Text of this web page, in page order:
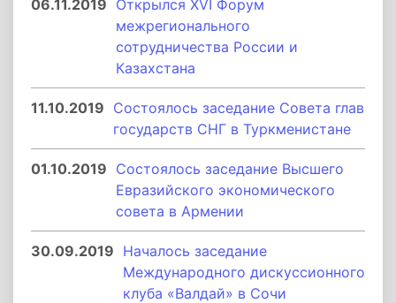
06.11.2019 Открылся ХVI Форум
межрегионального
сотрудничества России и
Казахстана
11.10.2019 Состоялось заседание Совета глав
государств СНГ в Туркменистане
01.10.2019 Состоялось заседание Высшего
Евразийского экономического
совета в Армении
30.09.2019 Началось заседание
Международного дискуссионного
клуба «Валдай» в Сочи